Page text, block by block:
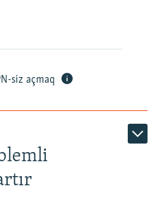
360p 480p
siz açmaq